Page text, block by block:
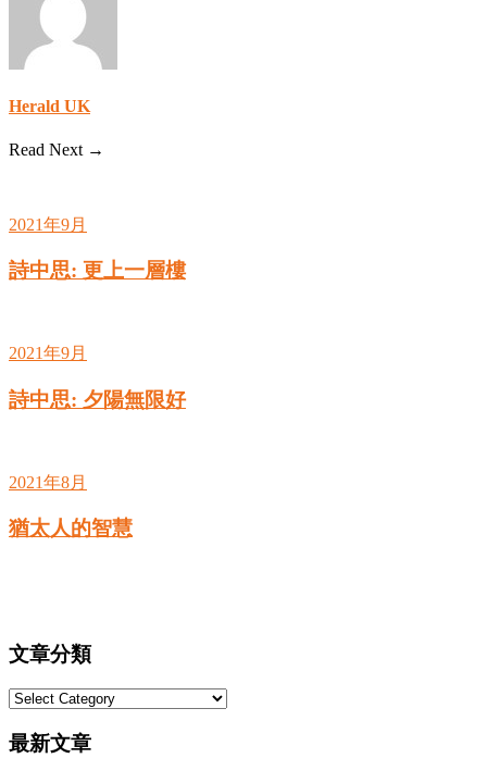
Herald UK
Read Next →
2021年9月
詩中思: 更上一層樓
2021年9月
詩中思: 夕陽無限好
2021年8月
猶太人的智慧
文章分類
文
分
最新文章